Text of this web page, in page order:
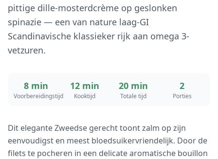
pittige dille-mosterdcrème op geslonken
spinazie — een van nature laag-GI
Scandinavische klassieker rijk aan omega 3-
vetzuren.
8 min
Voorbereidingstijd
12 min
Kooktijd
20 min
Totale tijd
2
Porties
Dit elegante Zweedse gerecht toont zalm op zijn
eenvoudigst en meest bloedsuikervriendelijk. Door de
filets te pocheren in een delicate aromatische bouillon